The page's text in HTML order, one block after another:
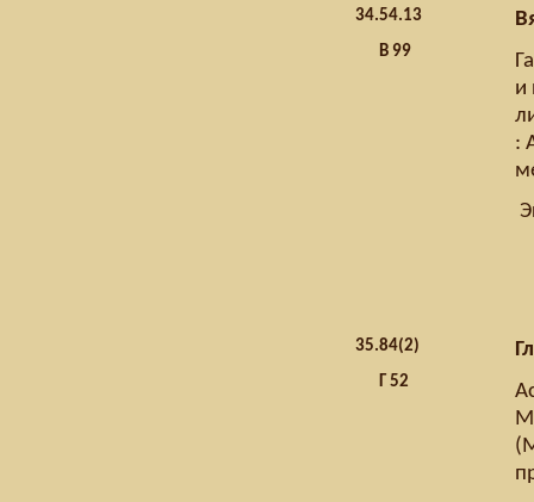
34.54.13
В 99
и
:
35.84(2)
Г 52